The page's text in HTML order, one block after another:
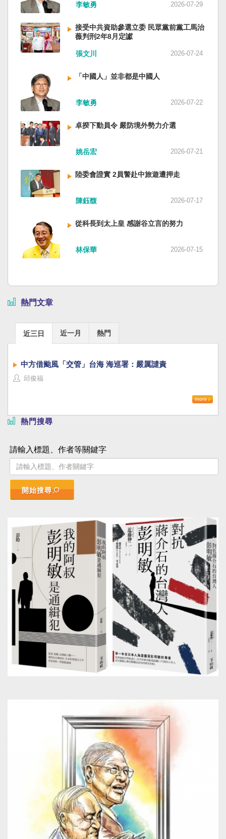
李敏勇 2026-07-29
接受中共資助參選立委 民眾黨前黨工馬治
薇判刑2年8月定讞
張文川 2026-07-24
「中國人」並非都是中國人
李敏勇 2026-07-22
卓揆下動員令 嚴防境外勢力介選
姚岳宏 2026-07-21
陸委會證實 2員警赴中旅遊遭押走
陳鈺馥 2026-07-17
從科長到太上皇 感謝谷立言的努力
林保華 2026-07-15
熱門文章
近三日 近一月 熱門
中方借颱風「交管」台海 海巡署：嚴厲譴責
邱俊福
熱門搜尋
請輸入標題、作者等關鍵字
開始搜尋